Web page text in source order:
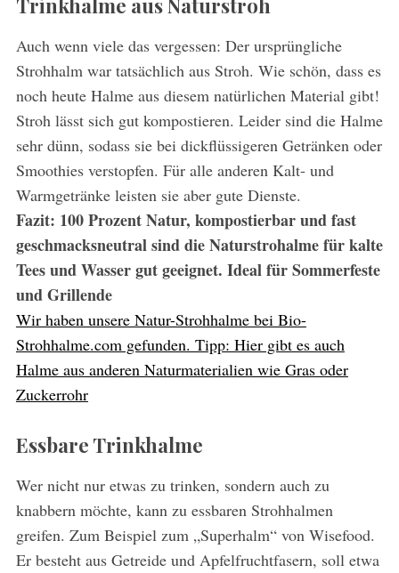
Trinkhalme aus Naturstroh
Auch wenn viele das vergessen: Der ursprüngliche
Strohhalm war tatsächlich aus Stroh. Wie schön, dass es
noch heute Halme aus diesem natürlichen Material gibt!
Stroh lässt sich gut kompostieren. Leider sind die Halme
sehr dünn, sodass sie bei dickflüssigeren Getränken oder
Smoothies verstopfen. Für alle anderen Kalt- und
Warmgetränke leisten sie aber gute Dienste.
Fazit: 100 Prozent Natur, kompostierbar und fast
geschmacksneutral sind die Naturstrohalme für kalte
Tees und Wasser gut geeignet. Ideal für Sommerfeste
und Grillende
Wir haben unsere Natur-Strohhalme bei Bio-
Strohhalme.com gefunden. Tipp: Hier gibt es auch
Halme aus anderen Naturmaterialien wie Gras oder
Zuckerrohr
Essbare Trinkhalme
Wer nicht nur etwas zu trinken, sondern auch zu
knabbern möchte, kann zu essbaren Strohhalmen
greifen. Zum Beispiel zum „Superhalm“ von Wisefood.
Er besteht aus Getreide und Apfelfruchtfasern, soll etwa